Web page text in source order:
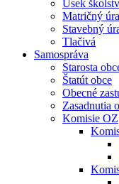
Úsek
Matričný
Stavebný
Tlačivá
Samospráva
Starosta
Štatút obce
Obecné
Zasadnutia
Komisie OZ